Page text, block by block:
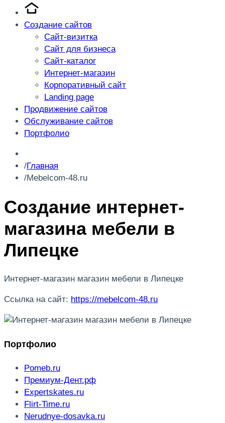
Создание сайтов
Сайт-визитка
Сайт для бизнеса
Сайт-каталог
Интернет-магазин
Корпоративный сайт
Landing page
Продвижение сайтов
Обслуживание сайтов
Портфолио
Главная
Mebelcom-48.ru
Создание интернет-
магазина мебели в
Липецке
Интернет-магазин магазин мебели в Липецке
Ссылка на сайт: https://mebelcom-48.ru
Портфолио
Pomeb.ru
Премиум-Дент.рф
Expertskates.ru
Flirt-Time.ru
Nerudnye-dosavka.ru